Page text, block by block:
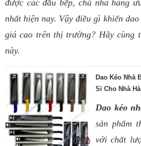
được các đầu bếp, chủ nhà hàng
nhất hiện nay. Vậy điều gì khiến
giá cao trên thị trường? Hãy cùng
này.
Dao Kéo Nhà
Sỉ Cho Nhà
Dao kéo
sản phẩm
với chất